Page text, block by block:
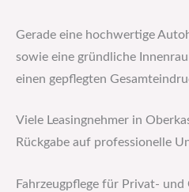
Gerade eine hochwertige
sowie eine gründliche
einen gepflegten
Viele Leasingnehmer in
Rückgabe auf professionelle
Fahrzeugpflege für Privat- und